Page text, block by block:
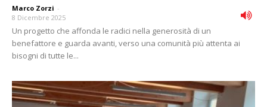
Marco Zorzi -
8 Dicembre 2025
Un progetto che affonda le radici nella generosità di un
benefattore e guarda avanti, verso una comunità più attenta ai
bisogni di tutte le...